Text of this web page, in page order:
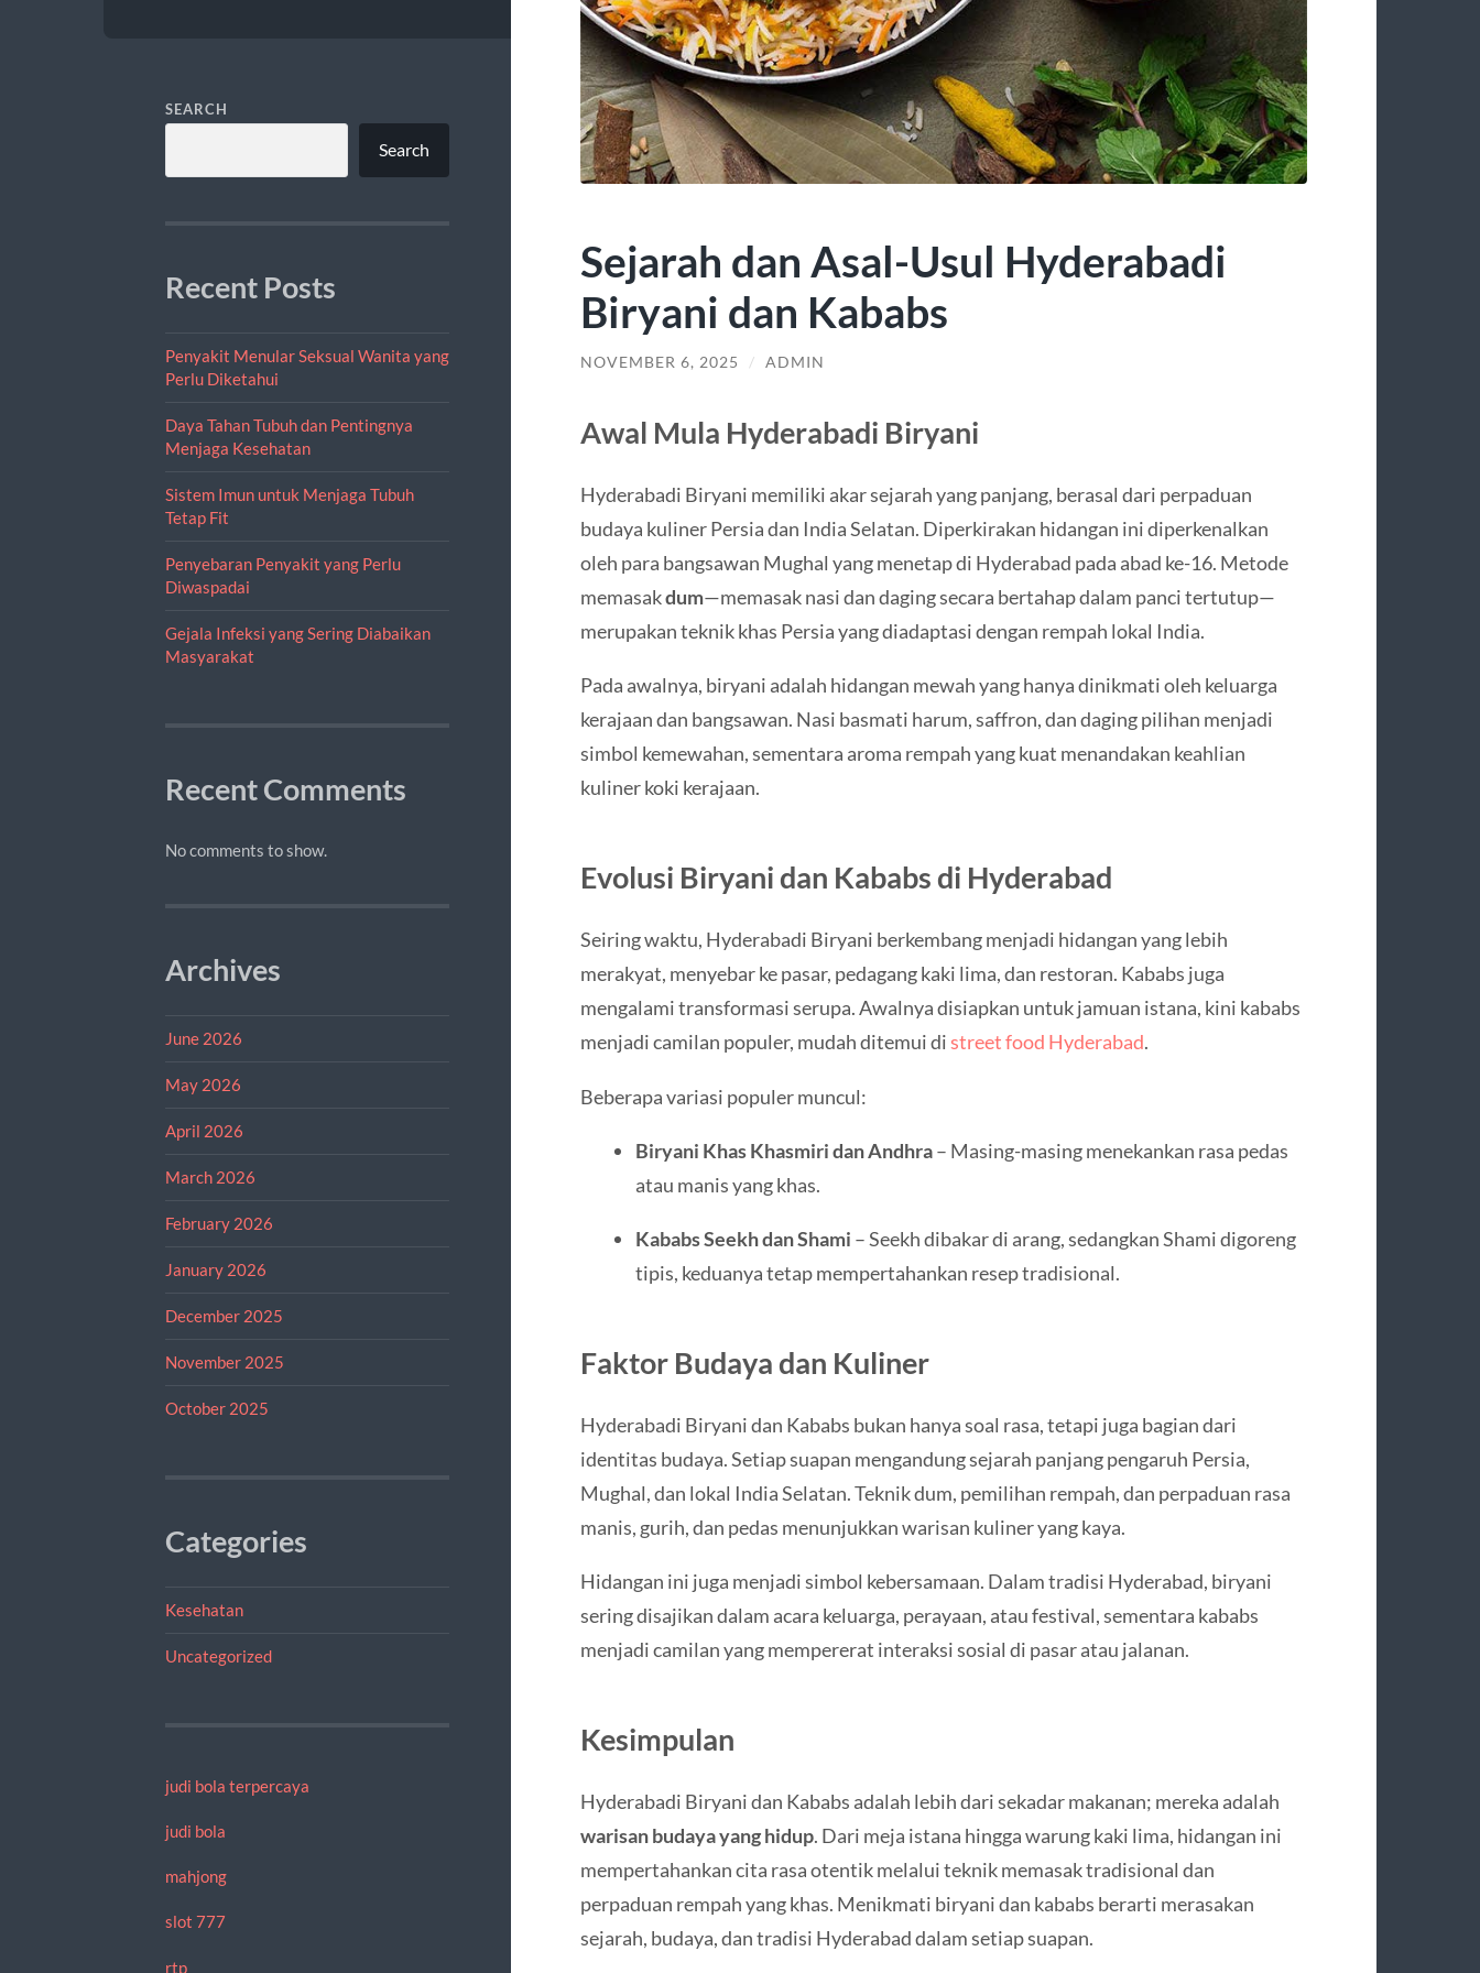
SEARCH
Search
Recent Posts
Penyakit Menular Seksual Wanita yang
Perlu Diketahui
Daya Tahan Tubuh dan Pentingnya
Menjaga Kesehatan
Sistem Imun untuk Menjaga Tubuh
Tetap Fit
Penyebaran Penyakit yang Perlu
Diwaspadai
Gejala Infeksi yang Sering Diabaikan
Masyarakat
Recent Comments
No comments to show.
Archives
June 2026
May 2026
April 2026
March 2026
February 2026
January 2026
December 2025
November 2025
October 2025
Categories
Kesehatan
Uncategorized
judi bola terpercaya
judi bola
mahjong
slot 777
rtp
Sejarah dan Asal-Usul Hyderabadi
Biryani dan Kababs
NOVEMBER 6, 2025 / ADMIN
Awal Mula Hyderabadi Biryani
Hyderabadi Biryani memiliki akar sejarah yang panjang, berasal dari perpaduan
budaya kuliner Persia dan India Selatan. Diperkirakan hidangan ini diperkenalkan
oleh para bangsawan Mughal yang menetap di Hyderabad pada abad ke-16. Metode
memasakdum—memasak nasi dan daging secara bertahap dalam panci tertutup—
merupakan teknik khas Persia yang diadaptasi dengan rempah lokal India.
Pada awalnya, biryani adalah hidangan mewah yang hanya dinikmati oleh keluarga
kerajaan dan bangsawan. Nasi basmati harum, saffron, dan daging pilihan menjadi
simbol kemewahan, sementara aroma rempah yang kuat menandakan keahlian
kuliner koki kerajaan.
Evolusi Biryani dan Kababs di Hyderabad
Seiring waktu, Hyderabadi Biryani berkembang menjadi hidangan yang lebih
merakyat, menyebar ke pasar, pedagang kaki lima, dan restoran. Kababs juga
mengalami transformasi serupa. Awalnya disiapkan untuk jamuan istana, kini kababs
menjadi camilan populer, mudah ditemui distreet food Hyderabad.
Beberapa variasi populer muncul:
Biryani Khas Khasmiri dan Andhra– Masing-masing menekankan rasa pedas
atau manis yang khas.
Kababs Seekh dan Shami – Seekh dibakar di arang, sedangkan Shami digoreng
tipis, keduanya tetap mempertahankan resep tradisional.
Faktor Budaya dan Kuliner
Hyderabadi Biryani dan Kababs bukan hanya soal rasa, tetapi juga bagian dari
identitas budaya. Setiap suapan mengandung sejarah panjang pengaruh Persia,
Mughal, dan lokal India Selatan. Teknik dum, pemilihan rempah, dan perpaduan rasa
manis, gurih, dan pedas menunjukkan warisan kuliner yang kaya.
Hidangan ini juga menjadi simbol kebersamaan. Dalam tradisi Hyderabad, biryani
sering disajikan dalam acara keluarga, perayaan, atau festival, sementara kababs
menjadi camilan yang mempererat interaksi sosial di pasar atau jalanan.
Kesimpulan
Hyderabadi Biryani dan Kababs adalah lebih dari sekadar makanan; mereka adalah
warisan budaya yang hidup. Dari meja istana hingga warung kaki lima, hidangan ini
mempertahankan cita rasa otentik melalui teknik memasak tradisional dan
perpaduan rempah yang khas. Menikmati biryani dan kababs berarti merasakan
sejarah, budaya, dan tradisi Hyderabad dalam setiap suapan.